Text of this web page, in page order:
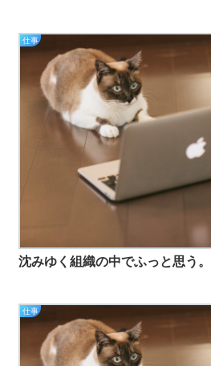
仕事
沈みゆく組織の中でふっと思う
仕事